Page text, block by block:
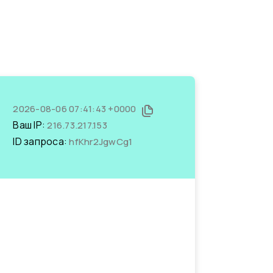
2026-08-06 07:41:43 +0000
Ваш IP:216.73.217.153
ID запроса:hfKhr2JgwCg1